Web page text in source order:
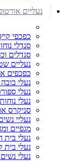
נעליים
כפכפי
סנדלי
סנדלים
נעליים
כפכפים
נעלי
נעלי
נעלי
סניקרס
נעליי
מגפיים
נעלי בית
נעלי בית
נעלי